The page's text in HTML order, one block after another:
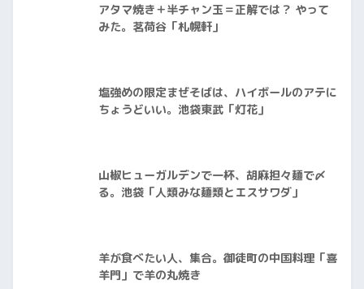
アタマ焼き＋半チャン玉＝正解では？ やって
みた。茗荷谷「札幌軒」
塩強めの限定まぜそばは、ハイボールのアテに
ちょうどいい。池袋東武「灯花」
山椒ヒューガルデンで一杯、胡麻担々麺で〆
る。池袋「人類みな麺類とエスサワダ」
羊が食べたい人、集合。御徒町の中国料理「喜
羊門」で羊の丸焼き